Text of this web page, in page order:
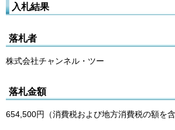
入札結果
落札者
株式会社チャンネル・ツー
落札金額
654,500円（消費税および地方消費税の額を含